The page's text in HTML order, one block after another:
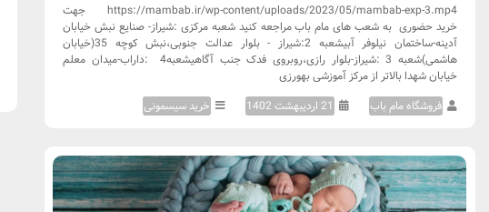
https://mambab.ir/wp-content/uploads/2023/05/mambab-exp-3.mp4 جهت
خرید حضوری به شعب های مام باب مراجعه کنید شعبه مرکزی :شیراز- صنایع نبش خیابان
آدینه-ساختمان نیلوفر آبیشعبه 2:شیراز - بلوار عدالت جنوبی،نبش کوچه 35(خیابان
هاشمی)شعبه 3 :شیراز-بلوار رازی،روبروی فدک جنب آگاهیشعبه4 :داراب-میدان معلم
خیابان شهدا بالاتر از مرکز آموزشی بهورزی
فروشگاه مام باب
21 اردیبهشت 1402 خرید سیسمونی